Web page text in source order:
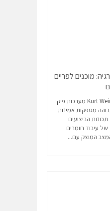
מוכנים לפריים
Kurt Weingarten, Lasersystems מערכות פיקו
מספקות אמינות
הביצועים
של עיבוד חומרים
המוצק עם...